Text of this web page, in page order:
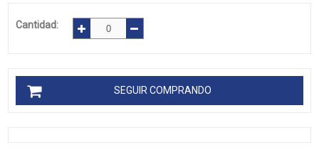
Cantidad:
SEGUIR COMPRANDO